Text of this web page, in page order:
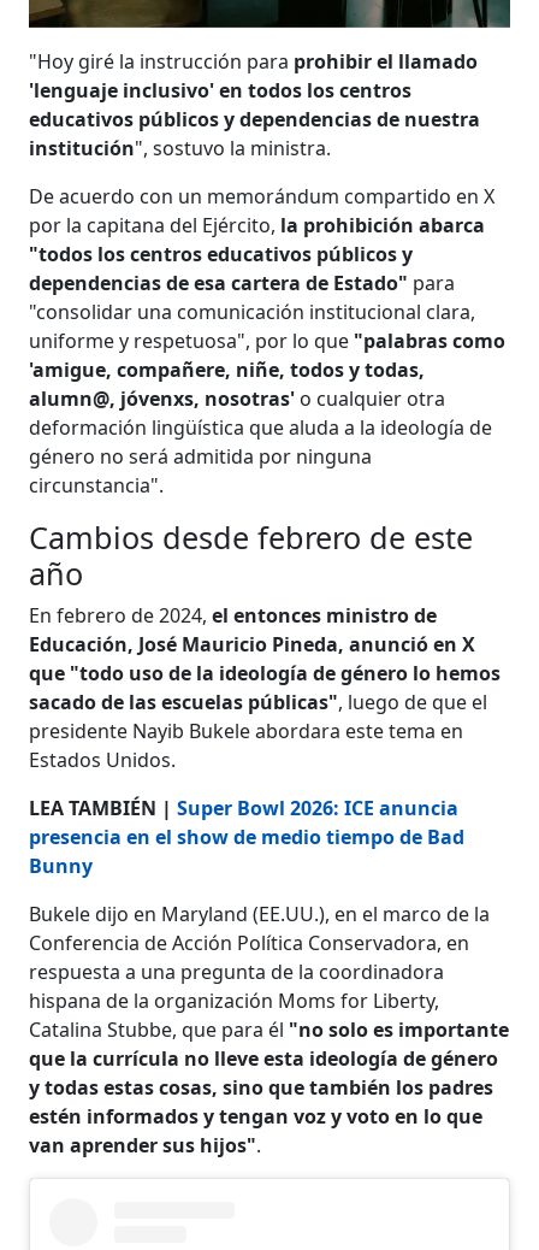
"Hoy giré la instrucción para prohibir el llamado
'lenguaje inclusivo' en todos los centros
educativos públicos y dependencias de nuestra
institución", sostuvo la ministra.
De acuerdo con un memorándum compartido en X
por la capitana del Ejército, la prohibición abarca
"todos los centros educativos públicos y
dependencias de esa cartera de Estado" para
"consolidar una comunicación institucional clara,
uniforme y respetuosa", por lo que "palabras como
'amigue, compañere, niñe, todos y todas,
alumn@, jóvenxs, nosotras' o cualquier otra
deformación lingüística que aluda a la ideología de
género no será admitida por ninguna
circunstancia".
Cambios desde febrero de este
año
En febrero de 2024,el entonces ministro de
Educación, José Mauricio Pineda, anunció en X
que "todo uso de la ideología de género lo hemos
sacado de las escuelas públicas", luego de que el
presidente Nayib Bukele abordara este tema en
Estados Unidos.
LEA TAMBIÉN |Super Bowl 2026: ICE anuncia
presencia en el show de medio tiempo de Bad
Bunny
Bukele dijo en Maryland (EE.UU.), en el marco de la
Conferencia de Acción Política Conservadora, en
respuesta a una pregunta de la coordinadora
hispana de la organización Moms for Liberty,
Catalina Stubbe, que para él "no solo es importante
que la currícula no lleve esta ideología de género
y todas estas cosas, sino que también los padres
estén informados y tengan voz y voto en lo que
van aprender sus hijos".